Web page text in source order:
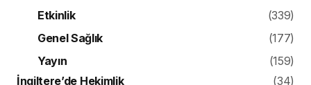
Etkinlik
(339)
Genel Sağlık
(177)
Yayın
(159)
İngiltere’de Hekimlik
(34)